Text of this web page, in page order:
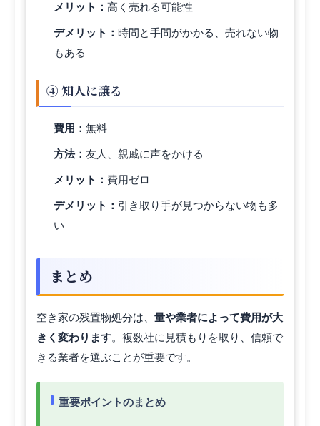
メリット： 高く売れる可能性
デメリット： 時間と手間がかかる、売れない物
もある
④ 知人に譲る
費用： 無料
方法： 友人、親戚に声をかける
メリット： 費用ゼロ
デメリット： 引き取り手が見つからない物も多
い
まとめ
空き家の残置物処分は、 量や業者によって費用が大
きく変わります。複数社に見積もりを取り、信頼で
きる業者を選ぶことが重要です。
重要ポイントのまとめ